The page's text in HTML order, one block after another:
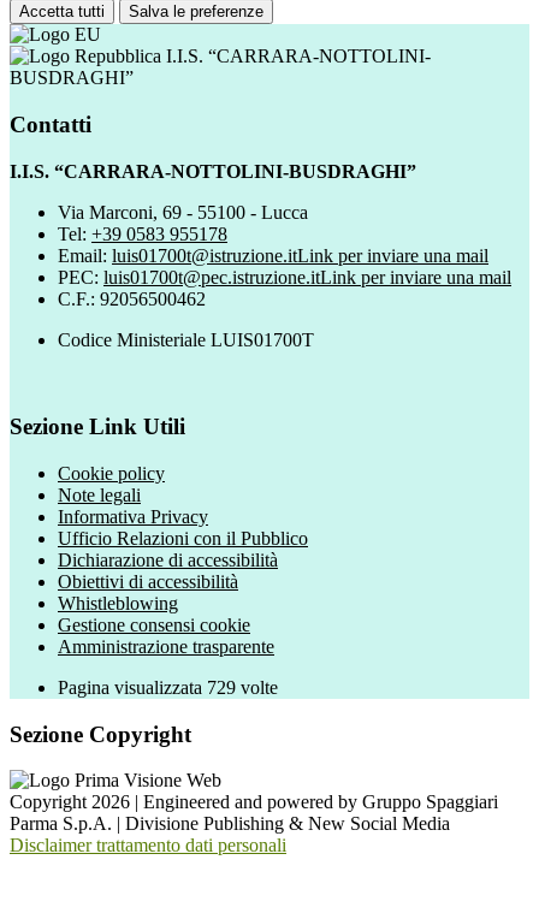
Accetta tutti Salva le preferenze
I.I.S. “CARRARA-NOTTOLINI-
BUSDRAGHI”
Contatti
I.I.S. “CARRARA-NOTTOLINI-BUSDRAGHI”
Via Marconi, 69 - 55100 - Lucca
Tel: +39 0583 955178
Email: luis01700t@istruzione.itLink per inviare una mail
PEC: luis01700t@pec.istruzione.itLink per inviare una mail
C.F.: 92056500462
Codice Ministeriale LUIS01700T
Sezione Link Utili
Cookie policy
Note legali
Informativa Privacy
Ufficio Relazioni con il Pubblico
Dichiarazione di accessibilità
Obiettivi di accessibilità
Whistleblowing
Gestione consensi cookie
Amministrazione trasparente
Pagina visualizzata 729 volte
Sezione Copyright
Copyright 2026 | Engineered and powered by Gruppo Spaggiari
Parma S.p.A. | Divisione Publishing & New Social Media
Disclaimer trattamento dati personali